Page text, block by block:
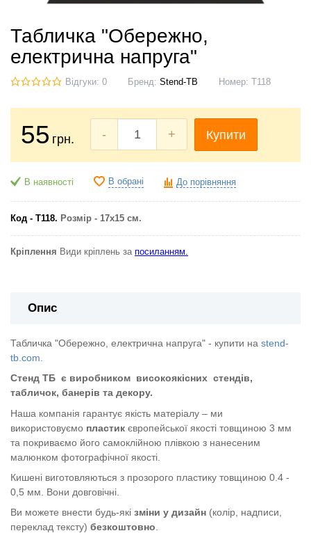
Табличка "Обережно,
електрична напруга"
Відгуки: 0 Бренд: Stend-TB Номер: Т118
55 грн. - + Купити
В наявності В обрані До порівняння
Код - Т118. Розмір - 17х15 см.
Кріплення Види кріплень за посиланням.
Опис
Табличка "Обережно, електрична напруга" - купити на stend-
tb.com.
Стенд ТБ є виробником високоякісних стендів,
табличок, банерів та декору.
Наша компанія гарантує якість матеріалу – ми
використовуємо пластик європейської якості товщиною 3 мм
та покриваємо його самоклійною плівкою з нанесеним
малюнком фотографічної якості.
Кишені виготовляються з прозорого пластику товщиною 0.4 -
0,5 мм. Вони довговічні.
Ви можете внести будь-які зміни у дизайн (колір, надписи,
переклад тексту) безкоштовно.